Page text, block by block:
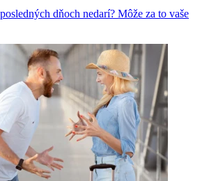
dňoch nedarí? Môže za to vaše